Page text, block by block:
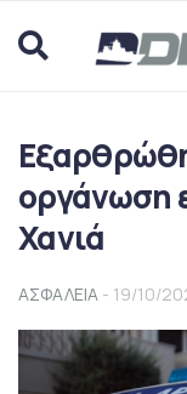
οργάνωση
Χανιά
ΑΣΦΑΛΕΙΑ - 19/10/